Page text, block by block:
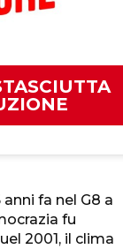
fa nel G8 a
fu
2001, il clima